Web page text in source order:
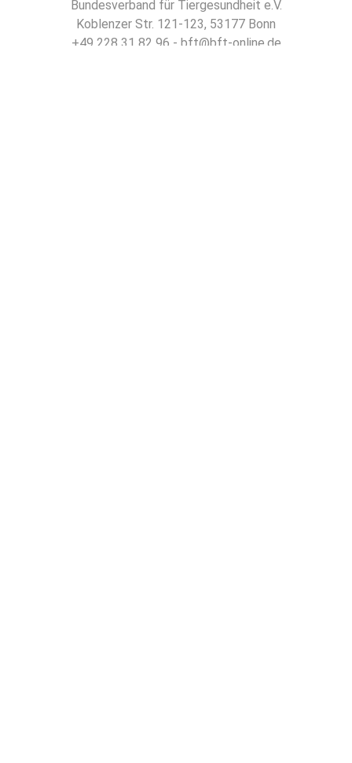
Bundesverband für Tiergesundheit e.V.
Koblenzer Str. 121-123, 53177 Bonn
+49 228 31 82 96 - bft@bft-online.de